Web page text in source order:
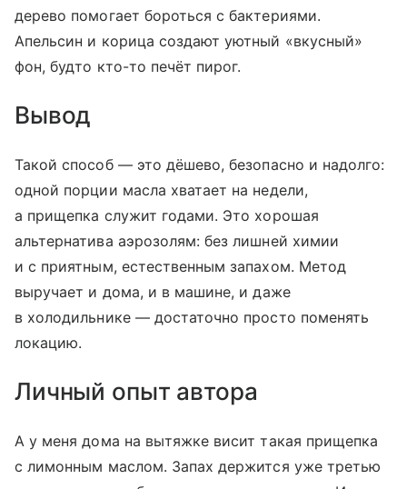
дерево помогает бороться с бактериями.
Апельсин и корица создают уютный «вкусный»
фон, будто кто-то печёт пирог.
Вывод
Такой способ — это дёшево, безопасно и надолго:
одной порции масла хватает на недели,
а прищепка служит годами. Это хорошая
альтернатива аэрозолям: без лишней химии
и с приятным, естественным запахом. Метод
выручает и дома, и в машине, и даже
в холодильнике — достаточно просто поменять
локацию.
Личный опыт автора
А у меня дома на вытяжке висит такая прищепка
с лимонным маслом. Запах держится уже третью